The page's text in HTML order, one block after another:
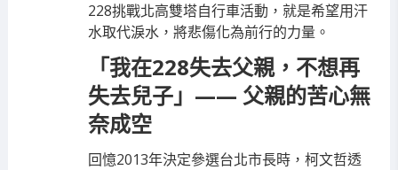
228挑戰北高雙塔自行車活動，就是希望用汗
水取代淚水，將悲傷化為前行的力量。
「我在228失去父親，不想再
失去兒子」—— 父親的苦心無
奈成空
回憶2013年決定參選台北市長時，柯文哲透